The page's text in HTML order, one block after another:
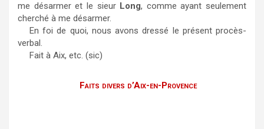
me désarmer et le sieur Long, comme ayant seulement
cherché à me désarmer.
En foi de quoi, nous avons dressé le présent procès-
verbal.
Fait à Aix, etc. (sic)
Faits divers d’Aix-en-Provence